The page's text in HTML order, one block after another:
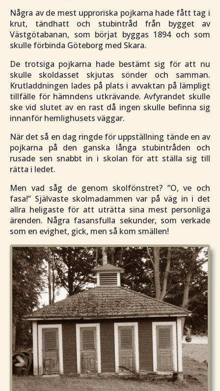
Några av de mest upproriska pojkarna hade fått tag i
krut, tändhatt och stubintråd från bygget av
Västgötabanan, som börjat byggas 1894 och som
skulle förbinda Göteborg med Skara.
De trotsiga pojkarna hade bestämt sig för att nu
skulle skoldasset skjutas sönder och samman.
Krutladdningen lades på plats i avvaktan på lämpligt
tillfälle för hämndens utkrävande. Avfyrandet skulle
ske vid slutet av en rast då ingen skulle befinna sig
innanför hemlighusets väggar.
När det så en dag ringde för uppställning tände en av
pojkarna på den ganska långa stubintråden och
rusade sen snabbt in i skolan för att ställa sig till
rätta i ledet.
Men vad såg de genom skolfönstret? ”O, ve och
fasa!” Självaste skolmadammen var på väg in i det
allra heligaste för att uträtta sina mest personliga
ärenden. Några fasansfulla sekunder, som verkade
som en evighet, gick, men så kom smällen!